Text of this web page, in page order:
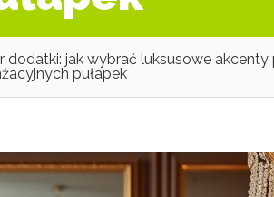
dodatki: jak wybrać luksusowe akcenty
pułapek